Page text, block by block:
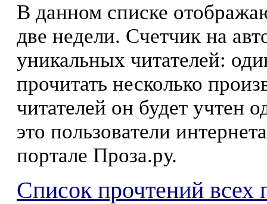
В данном списке
две недели. Счетчик на
уникальных читателей:
прочитать несколько
читателей он будет учтен
это пользователи
портале Проза.ру.
Список прочтений всех